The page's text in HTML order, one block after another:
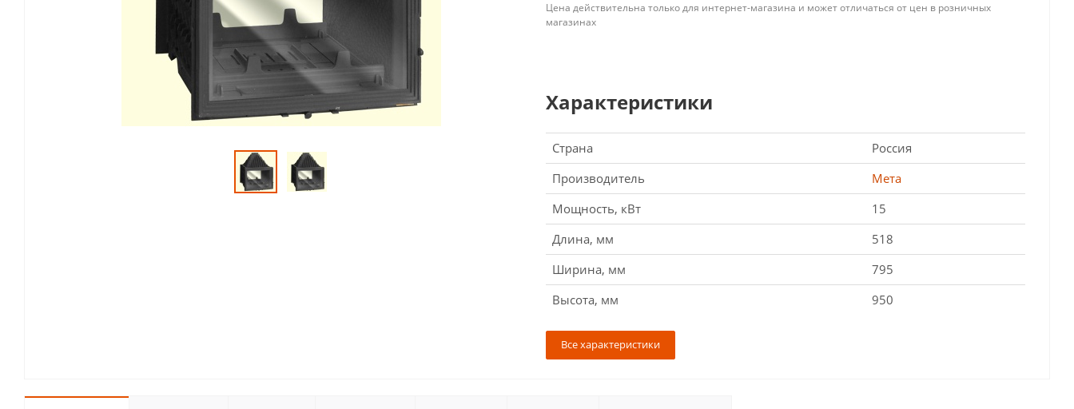
Цена действительна только для интернет-магазина и может отличаться от цен в розничных
магазинах
Характеристики
Страна
Россия
Производитель
Мета
Мощность, кВт
15
Длина, мм
518
Ширина, мм
795
Высота, мм
950
Все характеристики